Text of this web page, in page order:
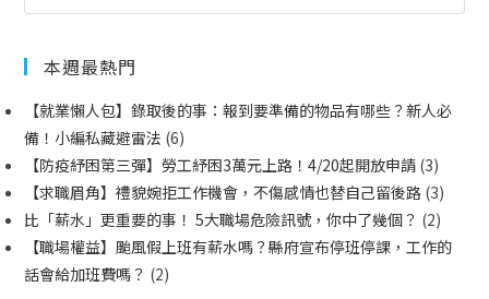
本週最熱門
【就業懶人包】錄取後的事：報到要準備的物品有哪些？新人必
備！小編私藏避雷法 (6)
【防疫紓困第三彈】勞工紓困3萬元上路！4/20起開放申請 (3)
【求職眉角】禮貌婉拒工作機會，不傷感情也替自己留後路 (3)
比「薪水」更重要的事！ 5大職場危險訊號，你中了幾個？ (2)
【職場權益】颱風假上班有薪水嗎？縣府宣布停班停課，工作的
話會給加班費嗎？ (2)